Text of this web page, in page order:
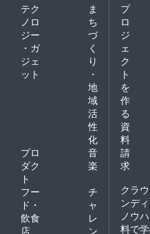
テク
ノロ
ジー
・ガ
ジェ
ット
ま
ち
づ
く
り
・
地
域
活
性
化
プロ
ダク
ト
音
楽
フー
ド・
飲食
店
チ
ャ
レ
ン
プ
ロ
ジ
ェ
ク
ト
を
作
る
資
料
請
求
クラ
ンデ
ノウ
料で